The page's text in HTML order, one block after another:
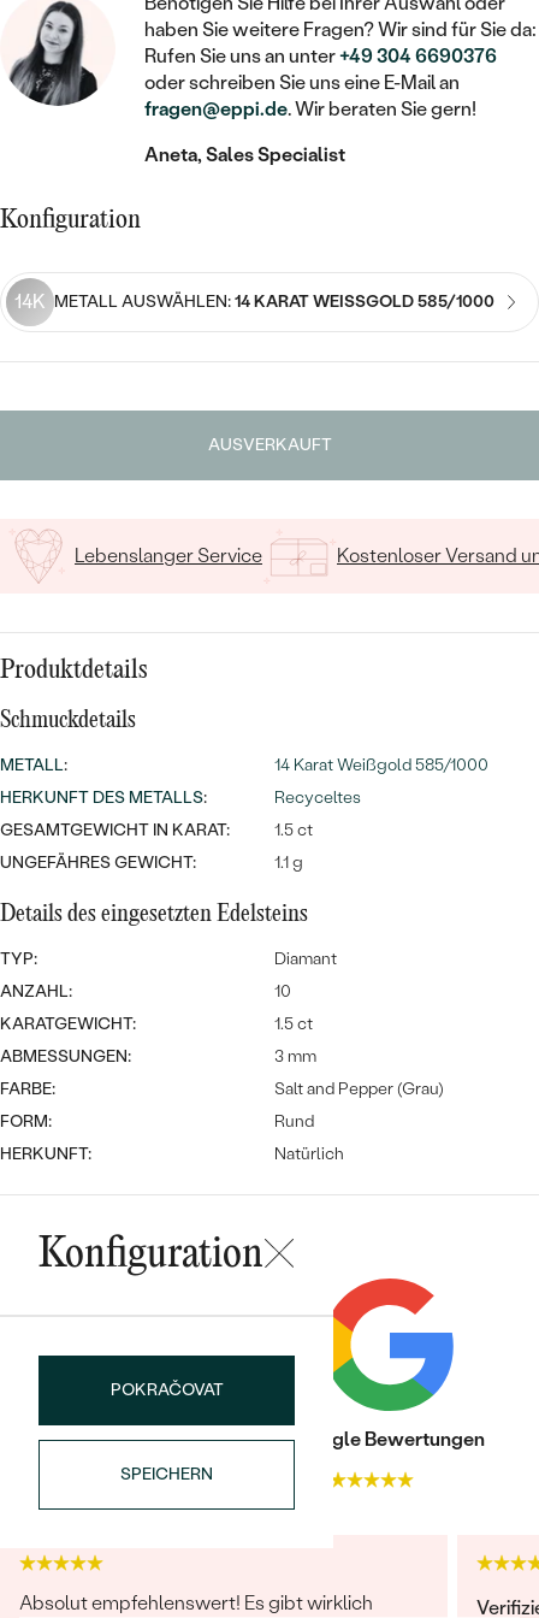
MIT FÜLLUNG
IM SET
Eheringe
LAB GROWN DIAMANTEN ZUM
EINFASSEN
FARBIGE DIAMANTEN ZUM EINFASSEN
MIT LAB GROWN DIAMANT
MIT MOISSANIT
MIT SCHWARZEN DIAMANTEN
MIT SALT AND PEPPER DIAMANTEN
NACH MATERIAL
GOLD
PLATIN
SILBER
Wave Kollektion
SCHMUCK FÜR KINDER
BROSCHEN
SCHMUCKZUBEHÖR
NACH MATERIAL
GOLD
SILBER
NACH STEIN
DIAMANTSCHMUCK
EDELSTEINSCHMUCK
DIAMANTEN
PERLENSCHMUCK
PERSONALISIERT
SYMBOLISCH
MINIMALISTISCH
NACH ANLASS
NACH DER FARBE
NACH DER FORM
DIAMANTEN
KINDER
PIERCINGS
MIT DIAMANT
PERLENOHRRINGE
Meistverkaufte
Ohrrinnge
ANSEHEN
MEDAILLON
KETTEN
HERZKETTEN
MIT TIEREN
NACH EDELSTEIN
MIT DIAMANT
PERLENKETTEN
NACH PREIS
PREISWERTE
LUXURIÖSE
Personalisierte
Halsketten
SIEGELRINGE
PERSONALISIERT
MIT EDELSTEIN
PERLENRINGE
LUXURIÖSE
Meistverkaufte
Ringe
haben Sie weitere Fragen? Wir sind für Sie da:
Rufen Sie uns an unter+49 304 6690376
oder schreiben Sie uns eine E-Mail an
fragen@eppi.de. Wir beraten Sie gern!
Aneta, Sales Specialist
Konfiguration
14K METALL AUSWÄHLEN:14 KARAT WEISSGOLD 585/1000
AUSVERKAUFT
Lebenslanger Service Kostenloser Versand
Produktdetails
Schmuckdetails
METALL:
14 Karat Weißgold 585/1000
HERKUNFT DES METALLS:
Recyceltes
GESAMTGEWICHT IN KARAT:
1.5 ct
UNGEFÄHRES GEWICHT:
1.1 g
Details des eingesetzten Edelsteins
TYP:
Diamant
ANZAHL:
10
KARATGEWICHT:
1.5 ct
ABMESSUNGEN:
3 mm
FARBE:
Salt and Pepper (Grau)
FORM:
Rund
HERKUNFT:
Natürlich
Konfiguration
POKRAČOVAT
SPEICHERN
Trusted shop BewertungenGoogle Bewertungen
Absolut empfehlenswert! Es gibt wirklich